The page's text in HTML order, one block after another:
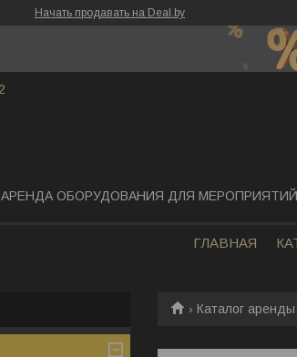
Начать продавать на Deal.by
- АРЕНДА ОБОРУДОВАНИЯ ДЛЯ МЕРОПРИЯТИЙ
ГЛАВНАЯ
Каталог аренды